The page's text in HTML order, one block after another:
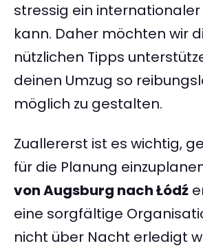
stressig ein internationaler
kann. Daher möchten wir
nützlichen Tipps
deinen Umzug so
möglich zu gestalten.
Zuallererst ist es wichtig,
für die Planung
von Augsburg nach Łódź
eine sorgfältige
nicht über Nacht erledigt